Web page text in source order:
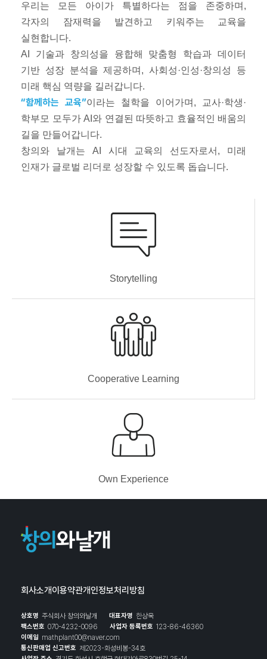
우리는 모든 아이가 특별하다는 점을 존중하며,
각자의 잠재력을 발견하고 키워주는 교육을
실현합니다.
AI 기술과 창의성을 융합해 맞춤형 학습과 데이터
기반 성장 분석을 제공하며, 사회성·인성·창의성 등
미래 핵심 역량을 길러갑니다.
“함께하는 교육”이라는 철학을 이어가며, 교사·학생·
학부모 모두가 AI와 연결된 따뜻하고 효율적인 배움의
길을 만들어갑니다.
창의와 날개는 AI 시대 교육의 선도자로서, 미래
인재가 글로벌 리더로 성장할 수 있도록 돕습니다.
Storytelling
Cooperative Learning
Own Experience
회사소개이용약관개인정보처리방침
상호명 주식회사 창의와날개 대표자명 한상욱
팩스번호 070-4232-0096 사업자 등록번호 123-86-46360
이메일 mathplant00@naver.com
통신판매업 신고번호 제2023-화성비봉-34호